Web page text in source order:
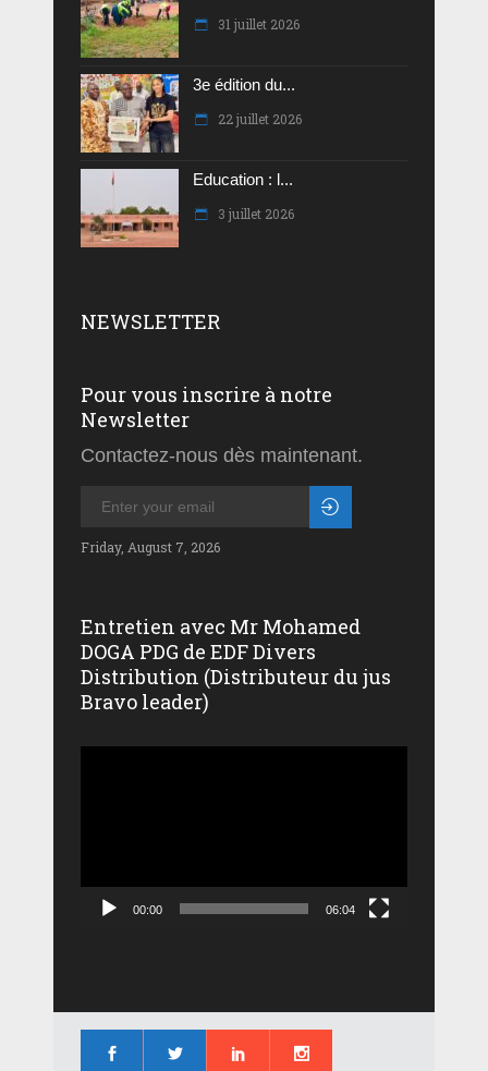
31 juillet 2026
3e édition du...
22 juillet 2026
Education : l...
3 juillet 2026
NEWSLETTER
Pour vous inscrire à notre
Newsletter
Contactez-nous dès maintenant.
Friday, August 7, 2026
Entretien avec Mr Mohamed
DOGA PDG de EDF Divers
Distribution (Distributeur du jus
Bravo leader)
00:00 06:04